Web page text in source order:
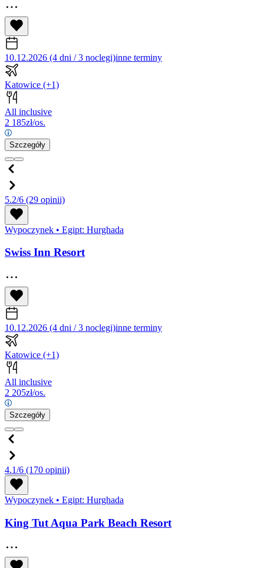
10.12.2026 (4 dni / 3 noclegi)inne terminy
Katowice (+1)
All inclusive
2 185zł/os.
Szczegóły
5.2/6 (29 opinii)
Wypoczynek • Egipt: Hurghada
Swiss Inn Resort
10.12.2026 (4 dni / 3 noclegi)inne terminy
Katowice (+1)
All inclusive
2 205zł/os.
Szczegóły
4.1/6 (170 opinii)
Wypoczynek • Egipt: Hurghada
King Tut Aqua Park Beach Resort